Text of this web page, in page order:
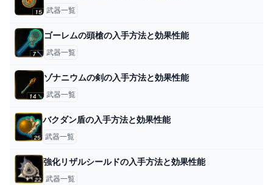
武器一覧
ゴーレムの頭槍の入手方法と効果性能
武器一覧
ゾナニウムの剣の入手方法と効果性能
武器一覧
バクダン盾の入手方法と効果性能
武器一覧
強化リザルシールドの入手方法と効果性能
武器一覧